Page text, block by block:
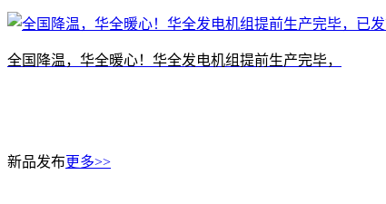
全国降温，华全暖心！华全发电机组提前生产完毕，
新品发布更多>>